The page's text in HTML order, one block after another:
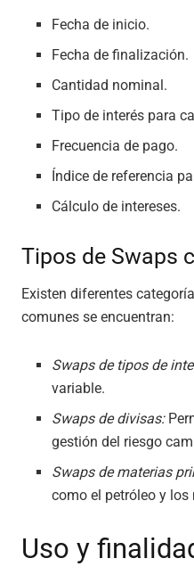
Fecha de inicio.
Fecha de finalización.
Cantidad nominal.
Tipo de interés para
Frecuencia de pago.
Índice de referencia
Cálculo de intereses.
Tipos de Swaps
Existen diferentes
comunes se encuentran:
Swaps de tipos de
variable.
Swaps de divisas:
gestión del riesgo
Swaps de materias
como el petróleo y los
Uso y